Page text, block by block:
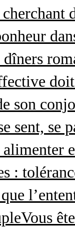
son
sent, se
alimenter
:
Vous